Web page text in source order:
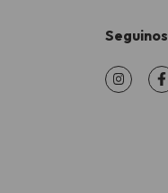
Seguinos